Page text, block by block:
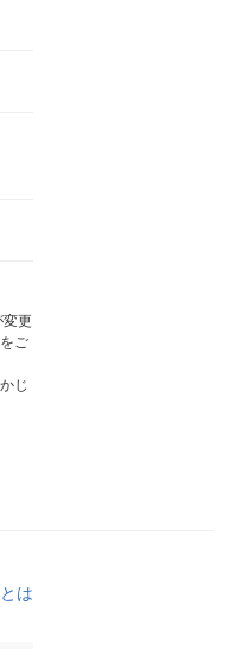
更
ご
じ
は